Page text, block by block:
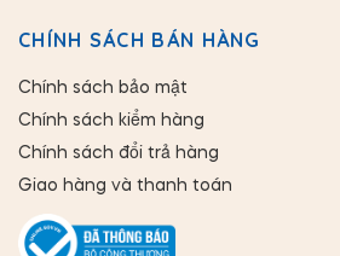
CHÍNH SÁCH BÁN HÀNG
Chính sách bảo mật
Chính sách kiểm hàng
Chính sách đổi trả hàng
Giao hàng và thanh toán